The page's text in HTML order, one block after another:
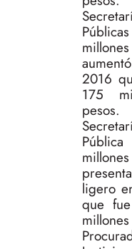
2016
175
pesos.
ligero
que